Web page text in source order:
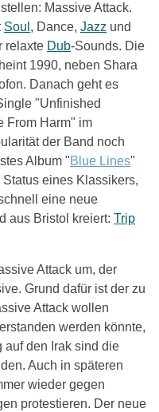
Massive Attack.
Soul , Dance, Jazz und
relaxte Dub-Sounds. Die
1990, neben Shara
Danach geht es
"Unfinished
From Harm" im
der Band noch
Album "Blue Lines"
eines Klassikers,
eine neue
aus Bristol kreiert: Trip
Attack um, der
Grund dafür ist der zu
Attack wollen
werden könnte,
auf den Irak sind die
Auch in späteren
wieder gegen
protestieren. Der neue